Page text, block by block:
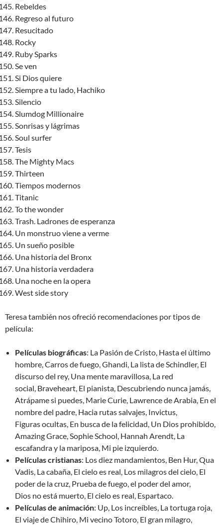
Rebeldes
Regreso al futuro
Resucitado
Rocky
Ruby Sparks
Se ven
Si Dios quiere
Siempre a tu lado, Hachiko
Silencio
Slumdog Millionaire
Sonrisas y lágrimas
Soul surfer
Tesis
The Mighty Macs
Thirteen
Tiempos modernos
Titanic
To the wonder
Trash. Ladrones de esperanza
Un monstruo viene a verme
Un sueño posible
Una historia del Bronx
Una historia verdadera
Una noche en la opera
West side story
Teresa también nos ofreció recomendaciones por tipos de
película:
Películas biográficas: La Pasión de Cristo, Hasta el último
hombre, Carros de fuego, Ghandi, La lista de Schindler, El
discurso del rey, Una mente maravillosa, La red
social, Braveheart, El pianista, Descubriendo nunca jamás,
Atrápame si puedes, Marie Curie, Lawrence de Arabia, En el
nombre del padre, Hacia rutas salvajes, Invictus,
Figuras ocultas, En busca de la felicidad, Un Dios prohibido,
Amazing Grace, Sophie School, Hannah Arendt, La
escafandra y la mariposa, Mi pie izquierdo.
Películas cristianas: Los diez mandamientos, Ben Hur, Qua
Vadis, La cabaña, El cielo es real, Los milagros del cielo, El
poder de la cruz, Prueba de fuego, el poder del amor,
Dios no está muerto, El cielo es real, Espartaco.
Películas de animación: Up, Los increíbles, La tortuga roja,
El viaje de Chihiro, Mi vecino Totoro, El gran milagro,